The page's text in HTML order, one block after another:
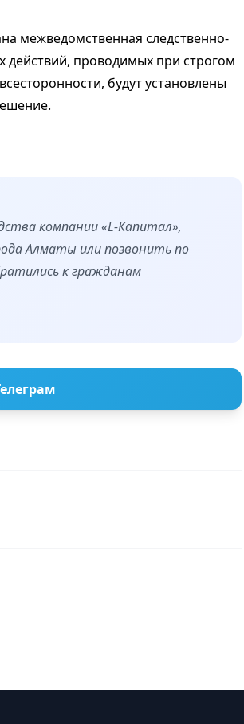
межведомственная следственно-
действий, проводимых при строгом
будут установлены
компании «L-Капитал»,
Алматы или позвонить по
к гражданам